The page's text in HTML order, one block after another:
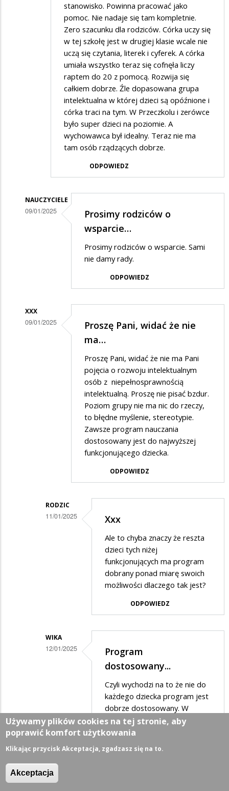
stanowisko. Powinna pracować jako
pomoc. Nie nadaje się tam kompletnie.
Zero szacunku dla rodziców. Córka uczy się
w tej szkołę jest w drugiej klasie wcale nie
uczą się czytania, literek i cyferek. A córka
umiała wszystko teraz się cofnęła liczy
raptem do 20 z pomocą. Rozwija się
całkiem dobrze. Źle dopasowana grupa
intelektualna w której dzieci są opóźnione i
córka traci na tym. W Przeczkolu i zerówce
było super dzieci na poziomie. A
wychowawca był idealny. Teraz nie ma
tam osób rządzących dobrze.
ODPOWIEDZ
NAUCZYCIELE
09/01/2025
odpowiedzi
Zgadzam
Prosimy rodziców o
wsparcie…
Prosimy rodziców o wsparcie. Sami
nie damy rady.
ODPOWIEDZ
XXX
09/01/2025
Proszę Pani, widać że nie
ma…
Proszę Pani, widać że nie ma Pani
pojęcia o rozwoju intelektualnym
osób z niepełnosprawnością
intelektualną. Proszę nie pisać bzdur.
Poziom grupy nie ma nic do rzeczy,
to błędne myślenie, stereotypie.
Zawsze program nauczania
dostosowany jest do najwyższej
funkcjonującego dziecka.
ODPOWIEDZ
RODZIC
11/01/2025
Pani,
widać
Xxx
Ale to chyba znaczy że reszta
dzieci tych niżej
funkcjonujących ma program
dobrany ponad miarę swoich
możliwości dlaczego tak jest?
ODPOWIEDZ
WIKA
12/01/2025
odpowiedzi
na
Proszę
Pani,
widać
Program
dostosowany...
Czyli wychodzi na to że nie do
każdego dziecka program jest
dobrze dostosowany. W
przypadku dzieci z
orzeczeniem program
powinien być dostosowany do
każdego dziecka indywidualnie
Używamy plików cookies na tej stronie, aby
poprawić komfort użytkowania
Klikając przycisk Akceptacja, zgadzasz się na to.
Akceptacja